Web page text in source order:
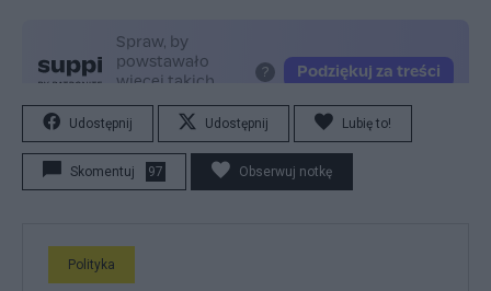
Udostępnij Udostępnij Lubię to!
Skomentuj 97 Obserwuj notkę
Polityka